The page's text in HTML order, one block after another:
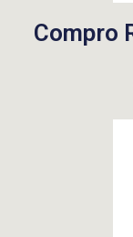
Compro